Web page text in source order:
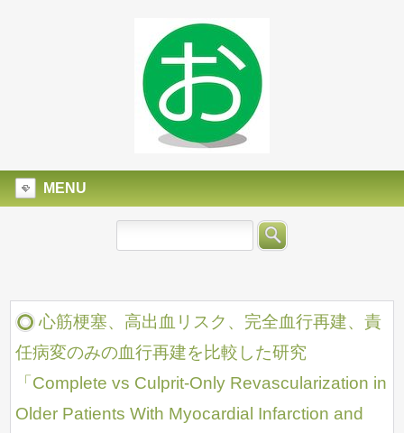
MENU
心筋梗塞、高出血リスク、完全血行再建、責
任病変のみの血行再建を比較した研究
「Complete vs Culprit-Only Revascularization in
Older Patients With Myocardial Infarction and